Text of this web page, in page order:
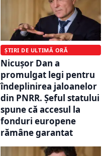
ȘTIRI DE ULTIMĂ ORĂ
Nicușor Dan a
promulgat legi pentru
îndeplinirea jaloanelor
din PNRR. Șeful statului
spune că accesul la
fonduri europene
rămâne garantat